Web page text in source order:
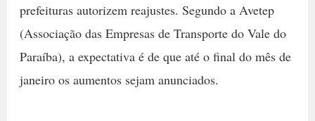
prefeituras autorizem reajustes. Segundo a Avetep
(Associação das Empresas de Transporte do Vale do
Paraíba), a expectativa é de que até o final do mês de
janeiro os aumentos sejam anunciados.